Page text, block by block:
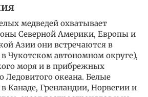
медведей охватывает
Северной Америки, Европы и
Азии они встречаются в
Чукотском автономном округе),
моря и в прибрежных
Ледовитого океана. Белые
Канаде, Гренландии, Норвегии и